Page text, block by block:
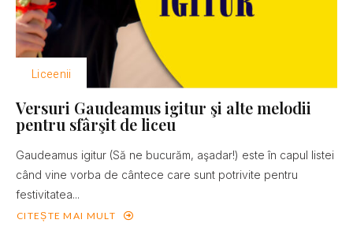
Liceenii
Versuri Gaudeamus igitur şi alte melodii
pentru sfârşit de liceu
Gaudeamus igitur (Să ne bucurăm, aşadar!) este în capul listei
când vine vorba de cântece care sunt potrivite pentru
festivitatea...
CITEȘTE MAI MULT